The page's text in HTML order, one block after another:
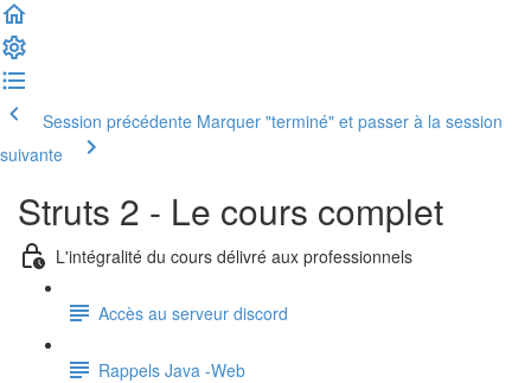
Session précédente Marquer "terminé" et passer à la session
suivante
Struts 2 - Le cours complet
L'intégralité du cours délivré aux professionnels
Accès au serveur discord
Rappels Java -Web